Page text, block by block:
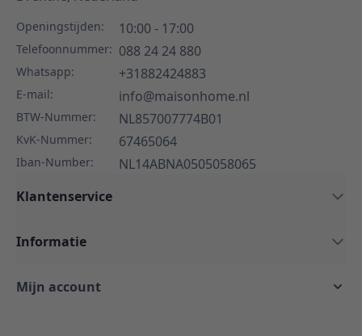
Openingstijden: 10:00 - 17:00
Telefoonnummer: 088 24 24 880
Whatsapp: +31882424883
E-mail: info@maisonhome.nl
BTW-Nummer: NL857007774B01
KvK-Nummer: 67465064
Iban-Number:
NL14ABNA0505058065
Klantenservice
Informatie
Mijn account